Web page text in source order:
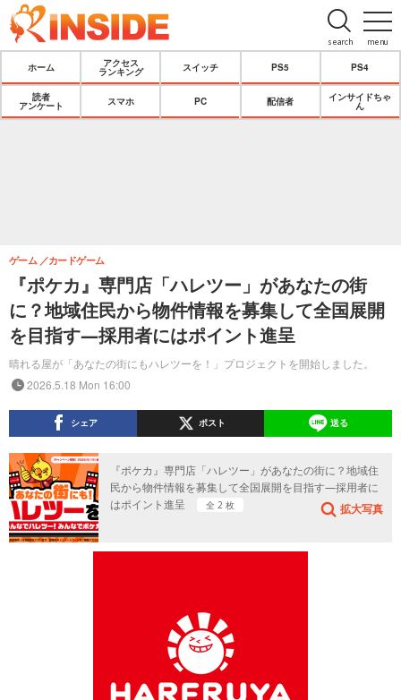
menu
search
ホーム
アクセス
ランキング
スイッチ PS5 PS4
読者
アンケート
スマホ PC 配信者
インサイドちゃ
ん
『ポケカ』専門店「ハレツー」があなたの街
に？地域住民から物件情報を募集して全国展開
を目指す―採用者にはポイント進呈
晴れる屋が「あなたの街にもハレツーを！」プロジェクトを開始しました。
ゲーム カードゲーム
2026.5.18 Mon 16:00
シェア ポスト 送る
『ポケカ』専門店「ハレツー」があなたの街に？地域住
民から物件情報を募集して全国展開を目指す―採用者に
はポイント進呈
全 2 枚 拡大写真